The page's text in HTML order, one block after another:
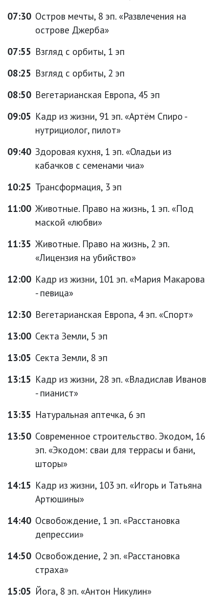
07:30 Остров мечты, 8 эп. «Развлечения на
острове Джерба»
07:55 Взгляд с орбиты, 1 эп
08:25 Взгляд с орбиты, 2 эп
08:50 Вегетарианская Европа, 45 эп
09:05 Кадр из жизни, 91 эп. «Артём Спиро -
нутрициолог, пилот»
09:40 Здоровая кухня, 1 эп. «Оладьи из
кабачков с семенами чиа»
10:25 Трансформация, 3 эп
11:00 Животные. Право на жизнь, 1 эп. «Под
маской «любви»
11:35 Животные. Право на жизнь, 2 эп.
«Лицензия на убийство»
12:00 Кадр из жизни, 101 эп. «Мария Макарова
- певица»
12:30 Вегетарианская Европа, 4 эп. «Спорт»
13:00 Секта Земли, 5 эп
13:05 Секта Земли, 8 эп
13:15 Кадр из жизни, 28 эп. «Владислав Иванов
- пианист»
13:35 Натуральная аптечка, 6 эп
13:50 Современное строительство. Экодом, 16
эп. «Экодом: сваи для террасы и бани,
шторы»
14:15 Кадр из жизни, 103 эп. «Игорь и Татьяна
Артюшины»
14:40 Освобождение, 1 эп. «Расстановка
депрессии»
14:50 Освобождение, 2 эп. «Расстановка
страха»
15:05 Йога, 8 эп. «Антон Никулин»